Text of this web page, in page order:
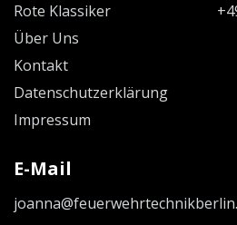
Rote Klassiker
Über Uns
Kontakt
Datenschutzerklärung
Impressum
E-Mail